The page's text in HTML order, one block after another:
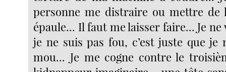
personne me distraire ou mettre
épaule... Il faut me laisser faire... Je
je ne suis pas fou, c’est juste que je
mou... Je me cogne contre le